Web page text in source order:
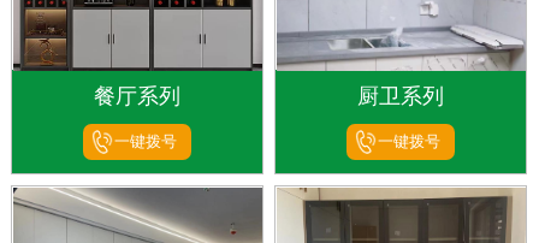
餐厅系列
一键拨号
厨卫系列
一键拨号